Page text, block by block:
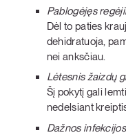
Pablogėjęs
Dėl to paties
dehidratuoja,
nei anksčiau.
Lėtesnis žaizdų
Šį pokytį gali
nedelsiant
Dažnos